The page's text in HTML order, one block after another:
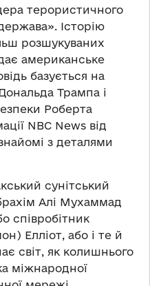
терористичного
Історію
розшукуваних
американське
базується на
Трампа і
Роберта
NBC News від
з деталями
сунітський
Алі Мухаммад
співробітник
Елліот, або і те й
світ, як колишнього
міжнародної